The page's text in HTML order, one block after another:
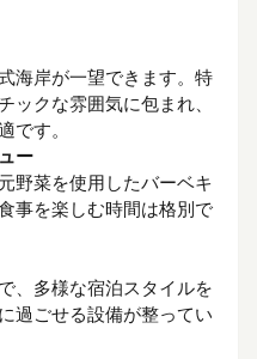
海岸が一望できます。特
ックな雰囲気に包まれ、
です。
ー
野菜を使用したバーベキ
事を楽しむ時間は格別で
、多様な宿泊スタイルを
過ごせる設備が整ってい